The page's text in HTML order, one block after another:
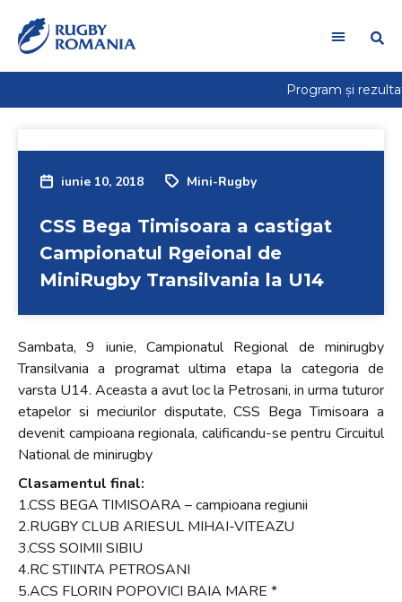
iunie 10, 2018 Mini-Rugby
CSS Bega Timisoara a castigat
Campionatul Rgeional de
MiniRugby Transilvania la U14
Sambata, 9 iunie, Campionatul Regional de minirugby
Transilvania a programat ultima etapa la categoria de
varsta U14. Aceasta a avut loc la Petrosani, in urma tuturor
etapelor si meciurilor disputate, CSS Bega Timisoara a
devenit campioana regionala, calificandu-se pentru Circuitul
National de minirugby
Clasamentul final:
1.CSS BEGA TIMISOARA – campioana regiunii
2.RUGBY CLUB ARIESUL MIHAI-VITEAZU
3.CSS SOIMII SIBIU
4.RC STIINTA PETROSANI
5.ACS FLORIN POPOVICI BAIA MARE *